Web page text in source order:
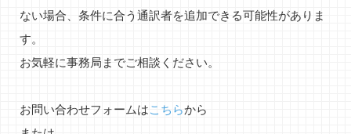
ない場合、条件に合う通訳者を追加できる可能性がありま
す。
お気軽に事務局までご相談ください。
お問い合わせフォームはこちらから